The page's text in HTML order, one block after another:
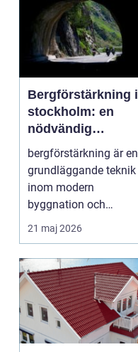
Bergförstärkning i
stockholm: en
nödvändig
byggteknik
bergförstärkning är en
grundläggande teknik
inom modern
byggnation och
infrastrukturutveckling,
särs...
21 maj 2026